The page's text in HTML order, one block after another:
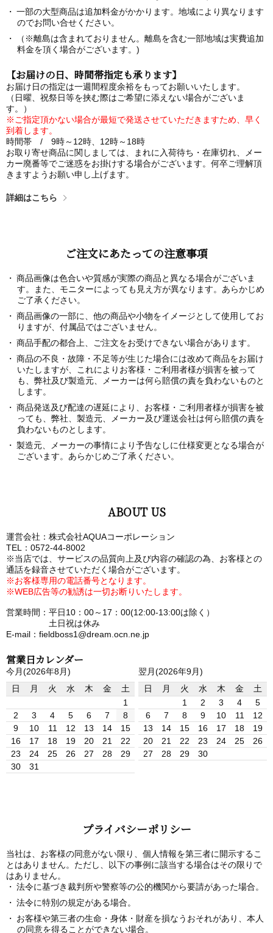
一部の大型商品は追加料金がかかります。地域により異なります
のでお問い合せください。
（※離島は含まれておりません。離島を含む一部地域は実費追加
料金を頂く場合がございます。)
【お届けの日、時間帯指定も承ります】
お届け日の指定は一週間程度余裕をもってお願いいたします。
（日曜、祝祭日等を挟む際はご希望に添えない場合がございま
す。）
※ご指定頂かない場合が最短で発送させていただきますため、早く
到着します。
時間帯 / 9時～12時、12時～18時
お取り寄せ商品に関しましては、まれに入荷待ち・在庫切れ、メー
カー廃番等でご迷惑をお掛けする場合がございます。何卒ご理解頂
きますようお願い申し上げます。
詳細はこちら
ご注文にあたっての注意事項
商品画像は色合いや質感が実際の商品と異なる場合がございま
す。また、モニターによっても見え方が異なります。あらかじめ
ご了承ください。
商品画像の一部に、他の商品や小物をイメージとして使用してお
りますが、付属品ではございません。
商品手配の都合上、ご注文をお受けできない場合があります。
商品の不良・故障・不足等が生じた場合には改めて商品をお届け
いたしますが、これによりお客様・ご利用者様が損害を被って
も、弊社及び製造元、メーカーは何ら賠償の責を負わないものと
します。
商品発送及び配達の遅延により、お客様・ご利用者様が損害を被
っても、弊社、製造元、メーカー及び運送会社は何ら賠償の責を
負わないものとします。
製造元、メーカーの事情により予告なしに仕様変更となる場合が
ございます。あらかじめご了承ください。
ABOUT US
運営会社：株式会社AQUAコーポレーション
TEL：0572-44-8002
※当店では、サービスの品質向上及び内容の確認の為、お客様との
通話を録音させていただく場合がございます。
※お客様専用の電話番号となります。
※WEB広告等の勧誘は一切お断りいたします。
営業時間：平日10：00～17：00(12:00-13:00は除く）
土日祝は休み
E-mail：fieldboss1@dream.ocn.ne.jp
営業日カレンダー
今月(2026年8月)
日
月 火 水 木 金
土
1
2
3 4 5 6 7
8
9
10 11 12 13 14
15
16
17 18 19 20 21
22
23
24 25 26 27 28
29
30
31
翌月(2026年9月)
日
月 火 水 木 金
土
1
2 3 4
5
6
7 8 9 10 11
12
13
14 15 16 17 18
19
20
21 22 23 24 25
26
27
28 29 30
プライバシーポリシー
当社は、お客様の同意がない限り、個人情報を第三者に開示するこ
とはありません。ただし、以下の事例に該当する場合はその限りで
はありません。
法令に基づき裁判所や警察等の公的機関から要請があった場合。
法令に特別の規定がある場合。
お客様や第三者の生命・身体・財産を損なうおそれがあり、本人
の同意を得ることができない場合。